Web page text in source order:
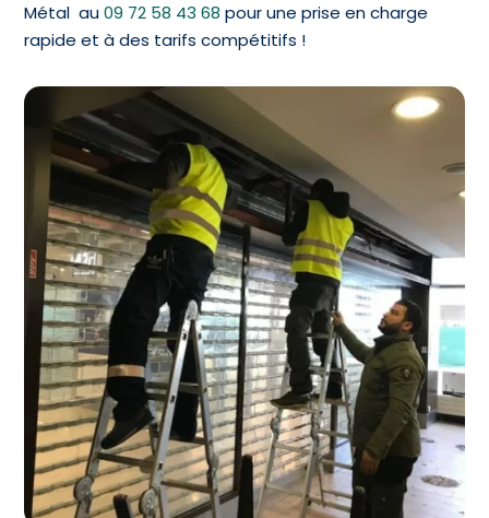
Métal au09 72 58 43 68 pour une prise en charge
rapide et à des tarifs compétitifs !